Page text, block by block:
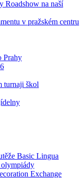
Roadshow na naší
v pražském centru
Prahy
turnaji škol
Basic Lingua
Exchange